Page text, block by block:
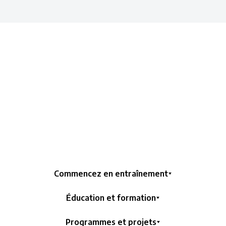
Commencez en entraînement
Éducation et formation
Programmes et projets